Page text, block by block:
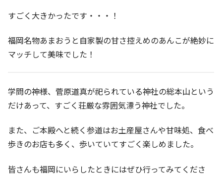
すごく大きかったです・・・！
福岡名物あまおうと自家製の甘さ控えめのあんこが絶妙に
マッチして美味でした！
学問の神様、菅原道真が祀られている神社の総本山という
だけあって、すごく荘厳な雰囲気漂う神社でした。
また、ご本殿へと続く参道はお土産屋さんや甘味処、食べ
歩きのお店も多く、歩いていてすごく楽しめました。
皆さんも福岡にいらしたときにはぜひ行ってみてくださ